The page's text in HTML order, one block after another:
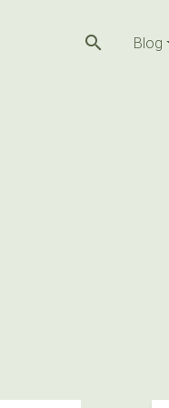
search Blog